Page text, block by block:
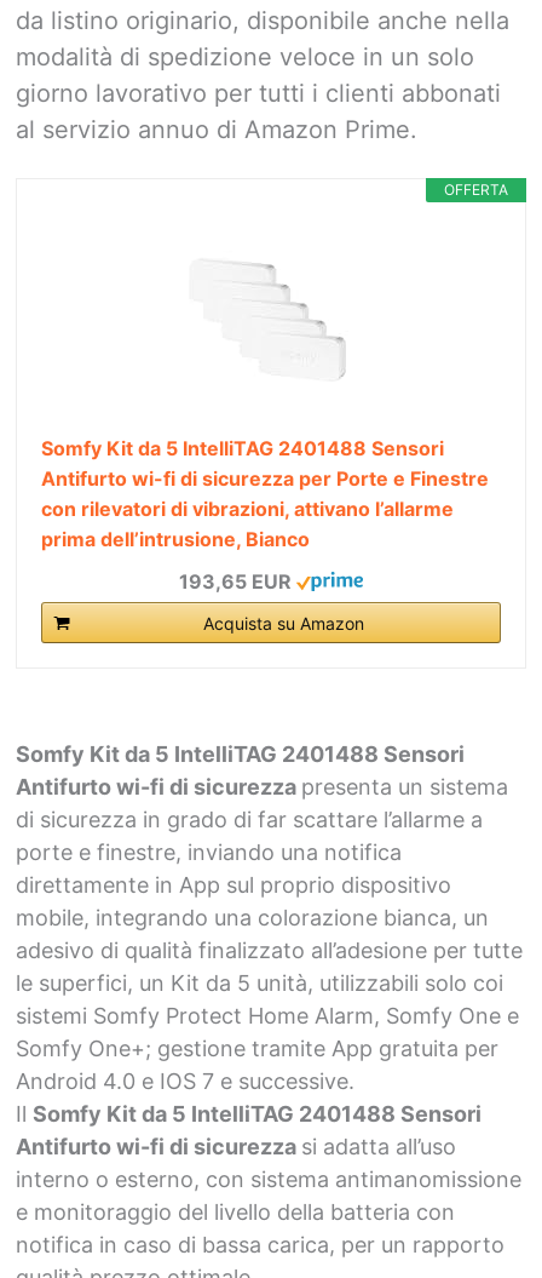
da listino originario, disponibile anche nella
modalità di spedizione veloce in un solo
giorno lavorativo per tutti i clienti abbonati
al servizio annuo di Amazon Prime.
OFFERTA
Somfy Kit da 5 IntelliTAG 2401488 Sensori
Antifurto wi-fi di sicurezza per Porte e Finestre
con rilevatori di vibrazioni, attivano l’allarme
prima dell’intrusione, Bianco
193,65 EUR
Acquista su Amazon
Somfy Kit da 5 IntelliTAG 2401488 Sensori
Antifurto wi-fi di sicurezza presenta un sistema
di sicurezza in grado di far scattare l’allarme a
porte e finestre, inviando una notifica
direttamente in App sul proprio dispositivo
mobile, integrando una colorazione bianca, un
adesivo di qualità finalizzato all’adesione per tutte
le superfici, un Kit da 5 unità, utilizzabili solo coi
sistemi Somfy Protect Home Alarm, Somfy One e
Somfy One+; gestione tramite App gratuita per
Android 4.0 e IOS 7 e successive.
Il Somfy Kit da 5 IntelliTAG 2401488 Sensori
Antifurto wi-fi di sicurezza si adatta all’uso
interno o esterno, con sistema antimanomissione
e monitoraggio del livello della batteria con
notifica in caso di bassa carica, per un rapporto